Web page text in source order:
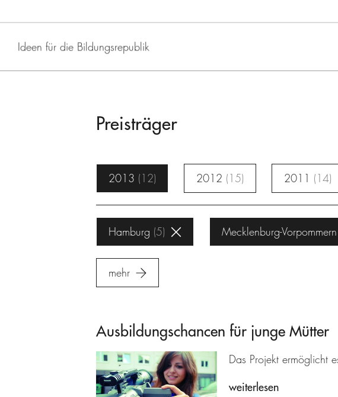
Ideen für die Bildungsrepublik
Preisträger
2013 12 2012 15 2011 14
Hamburg 5 Mecklenburg-Vorpommern
mehr
Ausbildungschancen für junge Mütter
Das Projekt ermöglicht
weiterlesen